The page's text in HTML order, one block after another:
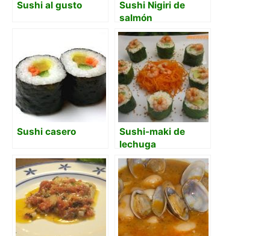
Sushi al gusto
Sushi Nigiri de
salmón
Sushi casero
Sushi-maki de
lechuga